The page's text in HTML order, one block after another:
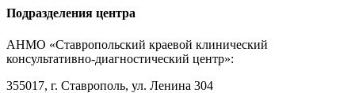
Подразделения центра
АНМО «Ставропольский краевой клинический
консультативно-диагностический центр»:
355017, г. Ставрополь, ул. Ленина 304